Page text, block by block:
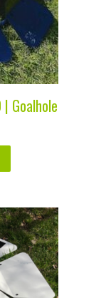
Goalhole